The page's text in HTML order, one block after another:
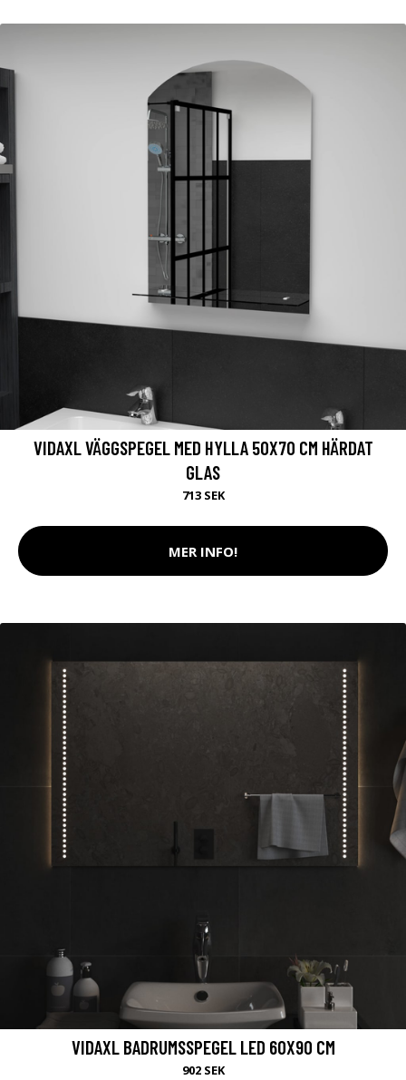
VIDAXL VÄGGSPEGEL MED HYLLA 50X70 CM HÄRDAT
GLAS
713 SEK
MER INFO!
VIDAXL BADRUMSSPEGEL LED 60X90 CM
902 SEK